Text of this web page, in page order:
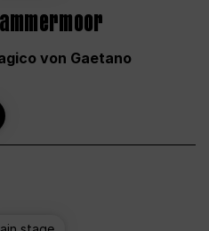
von Gaetano